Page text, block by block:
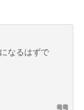
なるはずで